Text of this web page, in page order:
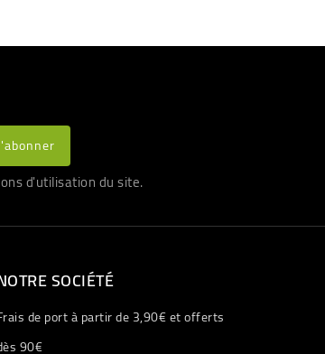
d'utilisation du site.
SOCIÉTÉ
de port à partir de 3,90€ et offerts
90€